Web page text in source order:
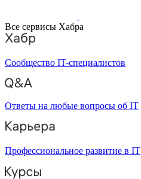
Все сервисы Хабра
Сообщество IT-специалистов
Ответы на любые вопросы об IT
Профессиональное развитие в IT